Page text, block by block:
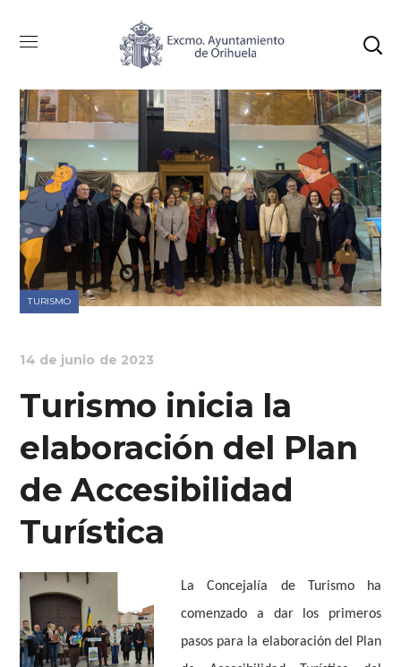
TURISMO
14 de junio de 2023
Turismo inicia la
elaboración del Plan
de Accesibilidad
Turística
La Concejalía de Turismo ha
comenzado a dar los primeros
pasos para la elaboración del Plan